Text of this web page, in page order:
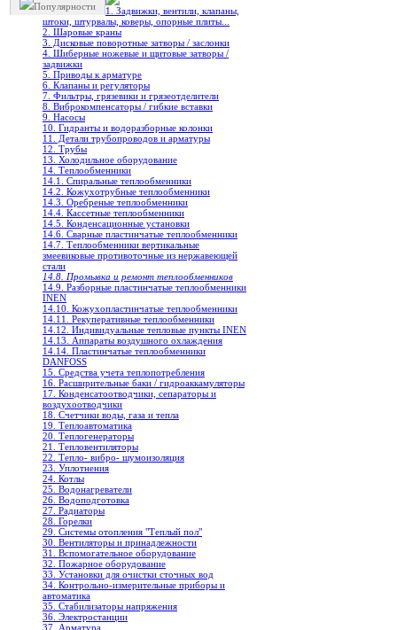
Популярности
1. Задвижки, вентили, клапаны,
штоки, штурвалы, коверы, опорные плиты...
2. Шаровые краны
3. Дисковые поворотные затворы / заслонки
4. Шиберные ножевые и щитовые затворы /
задвижки
5. Приводы к арматуре
6. Клапаны и регуляторы
7. Фильтры, грязевики и грязеотделители
8. Виброкомпенсаторы / гибкие вставки
9. Насосы
10. Гидранты и водоразборные колонки
11. Детали трубопроводов и арматуры
12. Трубы
13. Холодильное oборудование
14. Теплообменники
14.1. Спиральные теплообменники
14.2. Кожухотрубные теплообменники
14.3. Оребреные теплообменники
14.4. Кассетные теплообменники
14.5. Конденсационные установки
14.6. Сварные пластинчатые теплообменники
14.7. Теплообменники вертикальные
змеевиковые противоточные из нержавеющей
стали
14.8. Промывка и ремонт теплообменников
14.9. Разборные пластинчатые теплообменники
INEN
14.10. Кожухопластинчатые теплообменники
14.11. Рекуперативные теплообменники
14.12. Индивидуальные тепловые пункты INEN
14.13. Аппараты воздушного охлаждения
14.14. Пластинчатые теплообменники
DANFOSS
15. Средства учета теплопотребления
16. Расширительные баки / гидроаккамуляторы
17. Конденсатоотводчики, сепараторы и
воздухоотводчики
18. Счетчики воды, газа и тепла
19. Теплоавтоматика
20. Теплогенераторы
21. Тепловентиляторы
22. Тепло- вибро- шумоизоляция
23. Уплотнения
24. Котлы
25. Водонагреватели
26. Водоподготовка
27. Радиаторы
28. Горелки
29. Системы отопления "Теплый пол"
30. Вентиляторы и принадлежности
31. Вспомогательное оборудование
32. Пожарное оборудование
33. Установки для очистки сточных вод
34. Контрольно-измерительные приборы и
автоматика
35. Стабилизаторы напряжения
36. Электростанции
37. Арматура